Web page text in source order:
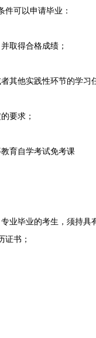
可以申请毕业：
取得合格成绩；
他实践性环节的学习
要求；
育自学考试免考课
毕业的考生，须持具
证书；